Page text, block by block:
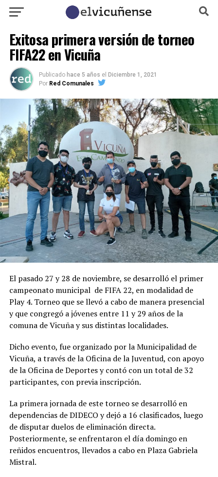
Exitosa primera versión de torneo
FIFA22 en Vicuña
Publicado hace 5 años el Diciembre 1, 2021
Por Red Comunales
El pasado 27 y 28 de noviembre, se desarrolló el primer
campeonato municipal de FIFA 22, en modalidad de
Play 4. Torneo que se llevó a cabo de manera presencial
y que congregó a jóvenes entre 11 y 29 años de la
comuna de Vicuña y sus distintas localidades.
Dicho evento, fue organizado por la Municipalidad de
Vicuña, a través de la Oficina de la Juventud, con apoyo
de la Oficina de Deportes y contó con un total de 32
participantes, con previa inscripción.
La primera jornada de este torneo se desarrolló en
dependencias de DIDECO y dejó a 16 clasificados, luego
de disputar duelos de eliminación directa.
Posteriormente, se enfrentaron el día domingo en
reñidos encuentros, llevados a cabo en Plaza Gabriela
Mistral.